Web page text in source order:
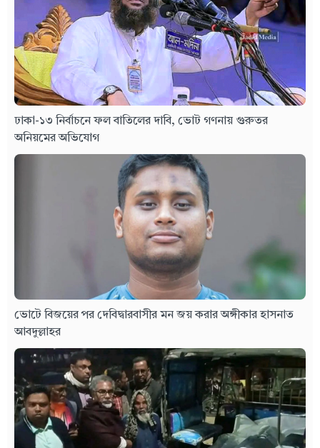
ঢাকা-১৩ নির্বাচনে ফল বাতিলের দাবি, ভোট গণনায় গুরুতর
অনিয়মের অভিযোগ
ভোটে বিজয়ের পর দেবিদ্বারবাসীর মন জয় করার অঙ্গীকার হাসনাত
আবদুল্লাহর